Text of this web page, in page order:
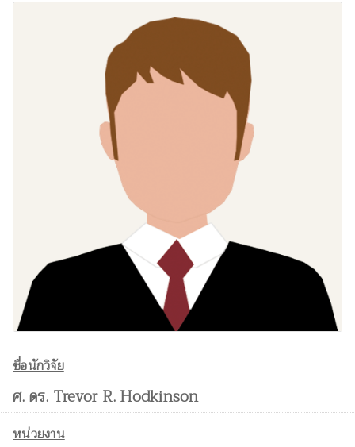
ชื่อนักวิจัย
ศ. ดร. Trevor R. Hodkinson
หน่วยงาน